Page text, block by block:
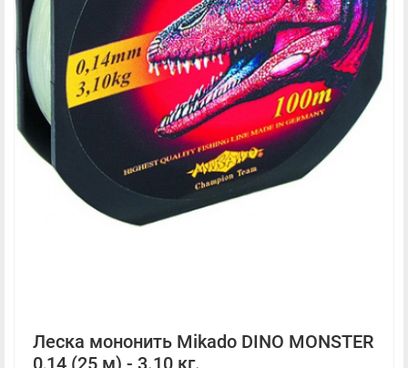
Леска мононить Mikado DINO MONSTER
0,14 (25 м) - 3.10 кг.